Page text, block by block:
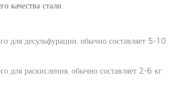
качества стали.
для десульфурации, обычно составляет 5-10
для раскисления, обычно составляет 2-6 кг